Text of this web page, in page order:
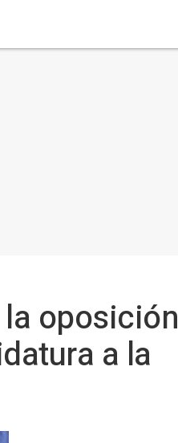
oposición
a la